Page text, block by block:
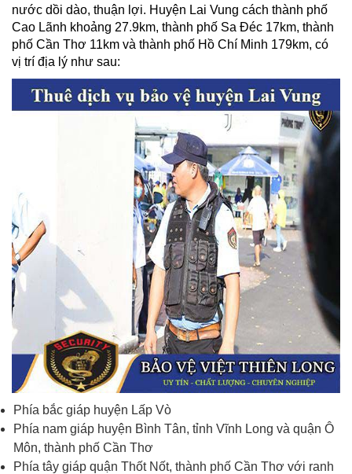
nước dồi dào, thuận lợi. Huyện Lai Vung cách thành phố
Cao Lãnh khoảng 27.9km, thành phố Sa Đéc 17km, thành
phố Cần Thơ 11km và thành phố Hồ Chí Minh 179km, có
vị trí địa lý như sau:
Phía bắc giáp huyện Lấp Vò
Phía nam giáp huyện Bình Tân, tỉnh Vĩnh Long và quận Ô
Môn, thành phố Cần Thơ
Phía tây giáp quận Thốt Nốt, thành phố Cần Thơ với ranh